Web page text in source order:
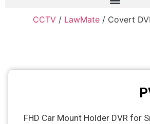
Frame
PTZ Confrence
CCTV / LawMate / Covert
FHD Car Mount Holder DVR for